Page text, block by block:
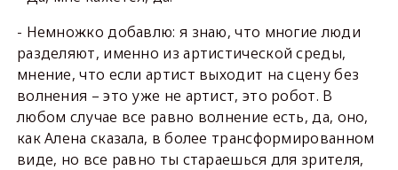
- Немножко добавлю: я знаю, что многие люди
разделяют, именно из артистической среды,
мнение, что если артист выходит на сцену без
волнения – это уже не артист, это робот. В
любом случае все равно волнение есть, да, оно,
как Алена сказала, в более трансформированном
виде, но все равно ты стараешься для зрителя,